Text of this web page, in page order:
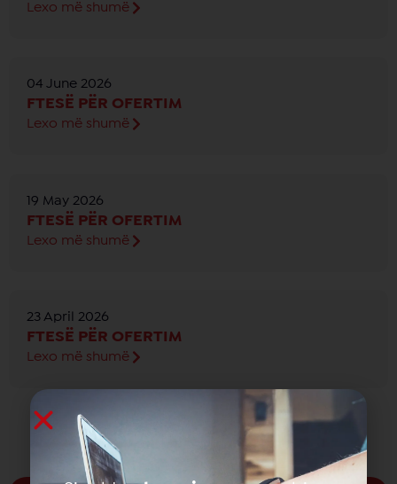
Lexo më shumë
04 June 2026
FTESË PËR OFERTIM
Lexo më shumë
19 May 2026
FTESË PËR OFERTIM
Lexo më shumë
23 April 2026
FTESË PËR OFERTIM
Lexo më shumë